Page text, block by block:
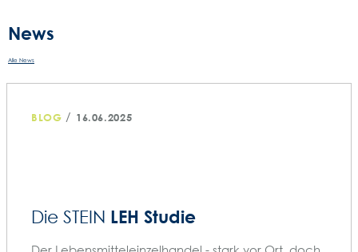
News
Alle News
BLOG / 16.06.2025
Die STEIN LEH Studie